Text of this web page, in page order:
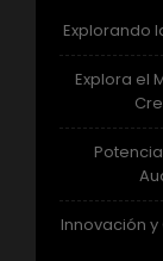
Explorando
Explora el
Innovación